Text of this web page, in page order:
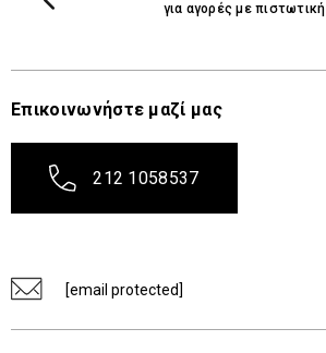
για αγορές με πιστωτική
Επικοινωνήστε μαζί μας
212 1058537
[email protected]